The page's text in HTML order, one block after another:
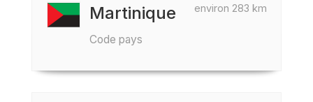
environ 283 km
Martinique
Code pays